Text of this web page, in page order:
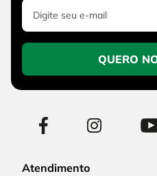
QUERO
Atendimento